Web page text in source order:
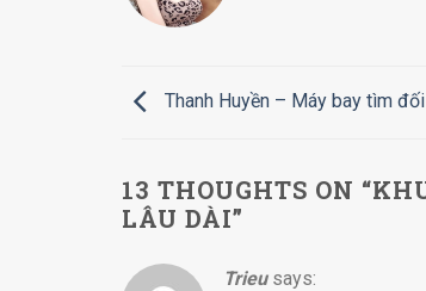
Thanh Huyền – Máy bay tìm
13 THOUGHTS ON “
LÂU DÀI”
Trieu says: